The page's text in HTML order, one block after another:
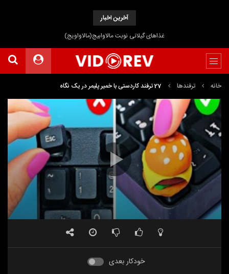
آخرین اخبار
غذاهای گیلانی نوبت مالاوابیج(مالاواویج)
خانه ترفندها 27 ترفند کاردستی با خمیر پلیمر در یک نگاه
نمایشگر
ویدیو
Media error: Format(s) not supported or source(s) not found
دریافت پرونده: https://www.uploadbag.com/ofiles/0111b642db9a6e1e783f1a6a4e8442b5/27-
craft-tricks-with-polymer-paste-at-a-glance.mp4
خودکار بعدی